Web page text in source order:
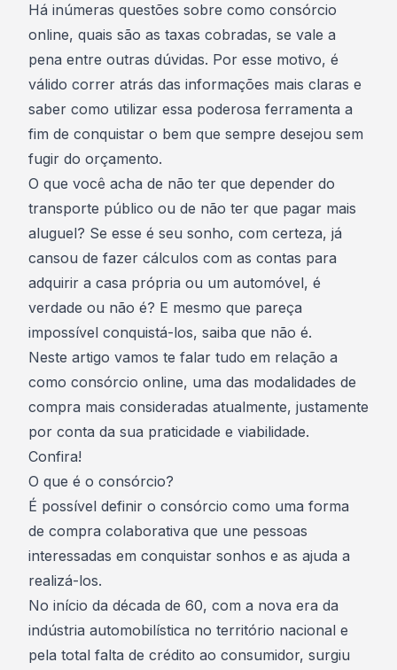
Há inúmeras questões sobre como consórcio
online, quais são as taxas cobradas, se vale a
pena entre outras dúvidas. Por esse motivo, é
válido correr atrás das informações mais claras e
saber como utilizar essa poderosa ferramenta a
fim de conquistar o bem que sempre desejou sem
fugir do orçamento.
O que você acha de não ter que depender do
transporte público ou de não ter que pagar mais
aluguel? Se esse é seu sonho, com certeza, já
cansou de fazer cálculos com as contas para
adquirir a casa própria ou um automóvel, é
verdade ou não é? E mesmo que pareça
impossível conquistá-los, saiba que não é.
Neste artigo vamos te falar tudo em relação a
como consórcio online, uma das modalidades de
compra mais consideradas atualmente, justamente
por conta da sua praticidade e viabilidade.
Confira!
O que é o consórcio?
É possível definir o consórcio como uma forma
de compra colaborativa que une pessoas
interessadas em conquistar sonhos e as ajuda a
realizá-los.
No início da década de 60, com a nova era da
indústria automobilística no território nacional e
pela total falta de crédito ao consumidor, surgiu